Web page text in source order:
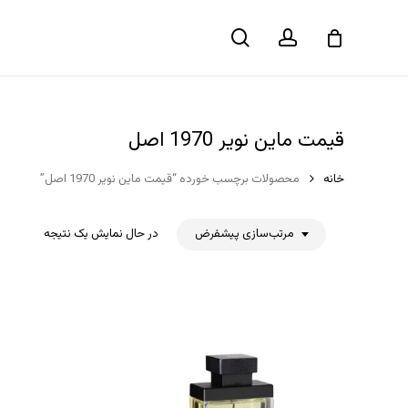
جستجوحساب
کاربری سبد خرید
قیمت ماین نویر 1970 اصل
خانه محصولات برچسب خورده “قیمت ماین نویر 1970 اصل”
در حال نمایش یک نتیجه مرتب‌سازی پیشفرض